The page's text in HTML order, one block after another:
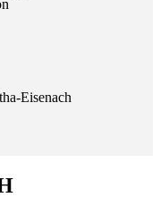
Eisenach